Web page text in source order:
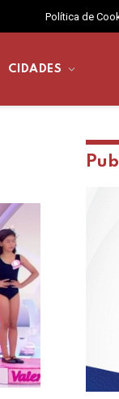
Política de
CIDADES